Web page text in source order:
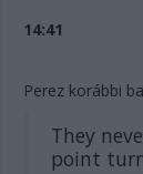
14:41
Perez korábbi
They
point